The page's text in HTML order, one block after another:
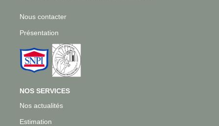
Nous contacter
Présentation
NOS SERVICES
Nos actualités
Estimation